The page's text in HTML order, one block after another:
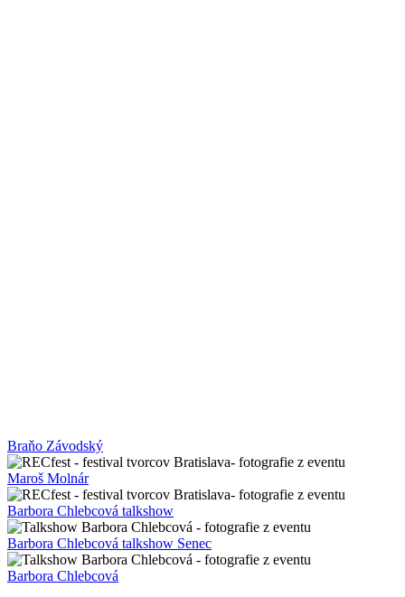
Braňo Závodský
Maroš Molnár
Barbora Chlebcová talkshow
Barbora Chlebcová talkshow Senec
Barbora Chlebcová